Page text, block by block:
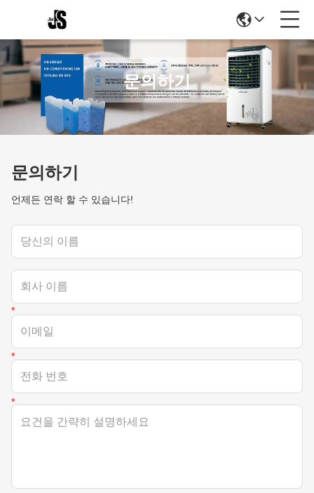
문의하기
문의하기
언제든 연락 할 수 있습니다!